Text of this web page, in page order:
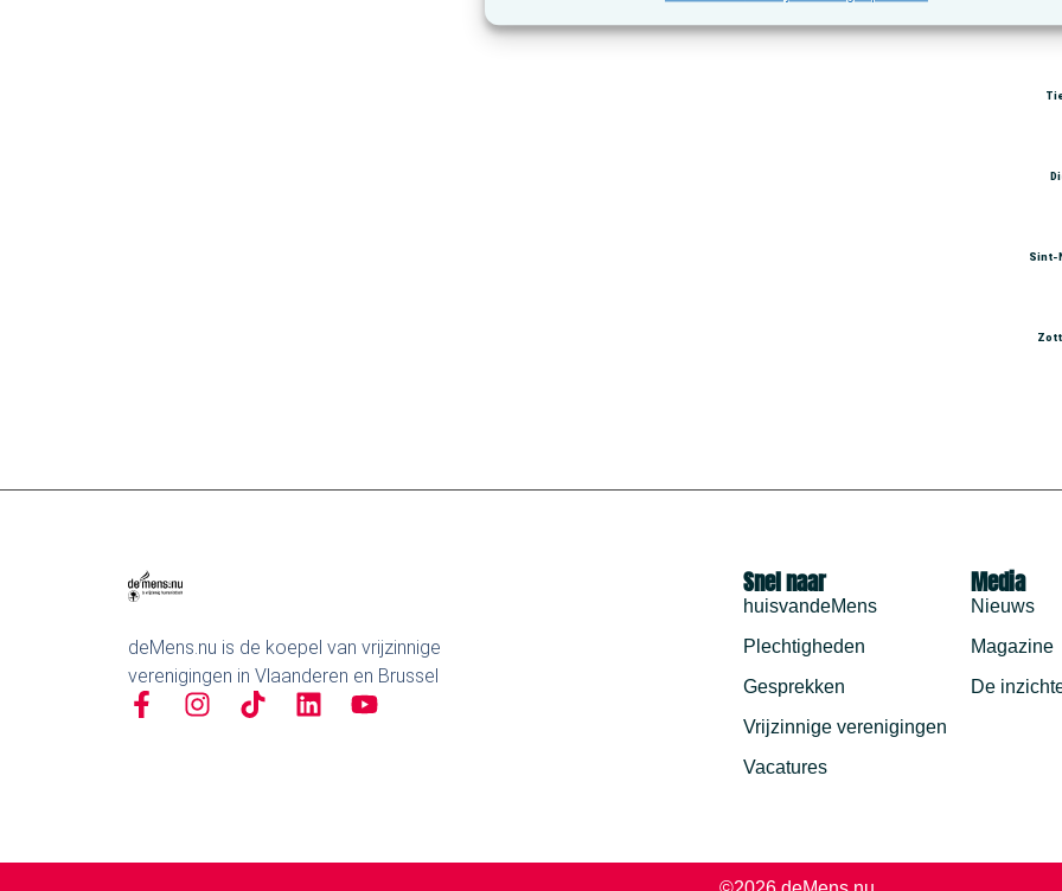
Sint-
deMens.nu is de koepel van vrijzinnige
verenigingen in Vlaanderen en Brussel
Snel naar
huisvandeMens
Plechtigheden
Gesprekken
Vrijzinnige verenigingen
Vacatures
Media
Nieuws
Magazine
De